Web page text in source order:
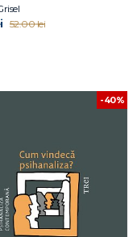
52.00 lei
-40%